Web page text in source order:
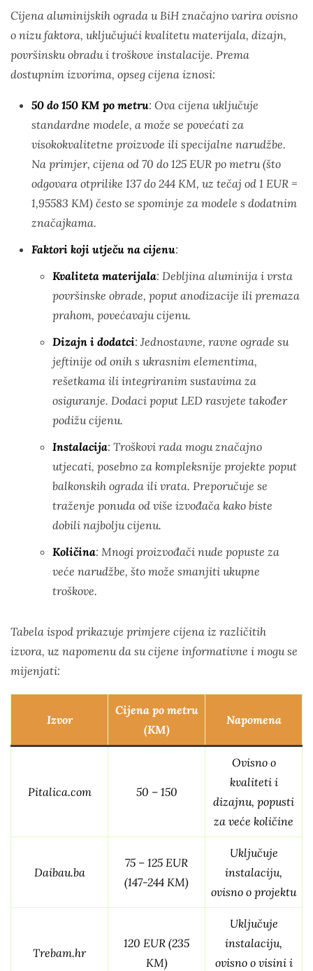
Cijena aluminijskih ograda u BiH značajno varira ovisno
o nizu faktora, uključujući kvalitetu materijala, dizajn,
površinsku obradu i troškove instalacije. Prema
dostupnim izvorima, opseg cijena iznosi:
50 do 150 KM po metru: Ova cijena uključuje
standardne modele, a može se povećati za
visokokvalitetne proizvode ili specijalne narudžbe.
Na primjer, cijena od 70 do 125 EUR po metru (što
odgovara otprilike 137 do 244 KM, uz tečaj od 1 EUR =
1,95583 KM) često se spominje za modele s dodatnim
značajkama.
Faktori koji utječu na cijenu:
Kvaliteta materijala: Debljina aluminija i vrsta
površinske obrade, poput anodizacije ili premaza
prahom, povećavaju cijenu.
Dizajn i dodatci: Jednostavne, ravne ograde su
jeftinije od onih s ukrasnim elementima,
rešetkama ili integriranim sustavima za
osiguranje. Dodaci poput LED rasvjete također
podižu cijenu.
Instalacija: Troškovi rada mogu značajno
utjecati, posebno za kompleksnije projekte poput
balkonskih ograda ili vrata. Preporučuje se
traženje ponuda od više izvođača kako biste
dobili najbolju cijenu.
Količina: Mnogi proizvođači nude popuste za
veće narudžbe, što može smanjiti ukupne
troškove.
Tabela ispod prikazuje primjere cijena iz različitih
izvora, uz napomenu da su cijene informativne i mogu se
mijenjati:
Izvor
Cijena po metru
(KM)
Napomena
Pitalica.com 50 – 150
Ovisno o
kvaliteti i
dizajnu, popusti
za veće količine
Daibau.ba
75 – 125 EUR
(147-244 KM)
Uključuje
instalaciju,
ovisno o projektu
Trebam.hr
120 EUR (235
KM)
Uključuje
instalaciju,
ovisno o visini i